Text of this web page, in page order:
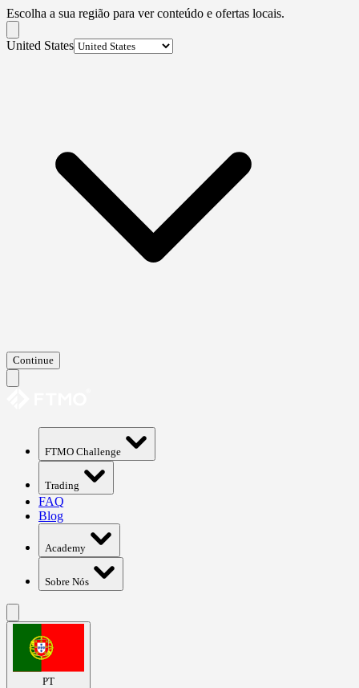
Escolha a sua região para ver conteúdo e ofertas locais.
United States
Continue
FTMO Challenge
Trading
FAQ
Blog
Academy
Sobre Nós
PT